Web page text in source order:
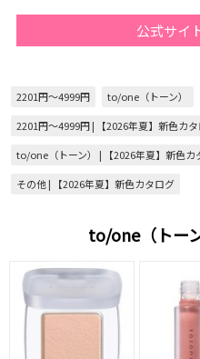
公式サイ
2201円～4999円 to/one（トーン）
2201円～4999円 | 【2026年夏】新色カ
to/one（トーン） | 【2026年夏】新色カ
その他 | 【2026年夏】新色カタログ
to/one（トー